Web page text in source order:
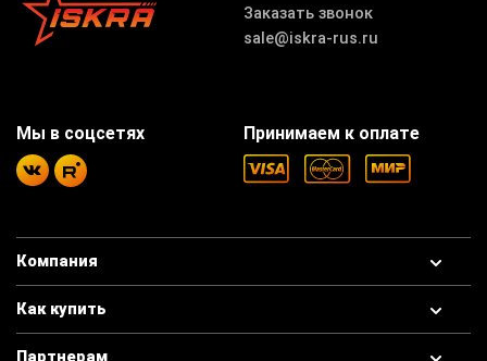
Заказать звонок
sale@iskra-rus.ru
Компания
Как купить
Принимаем к оплате
Мы в соцсетях